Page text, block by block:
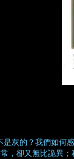
灰的？我們如何
，卻又無比詭異